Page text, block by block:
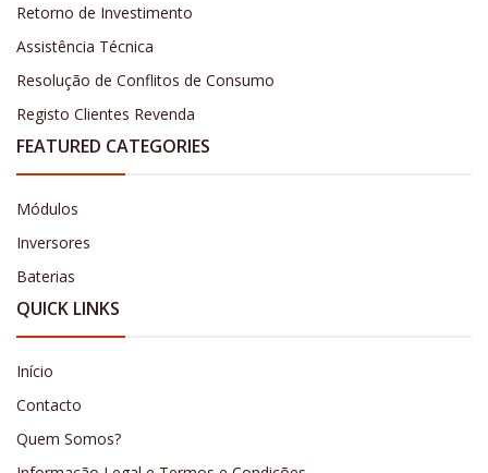
Retorno de Investimento
Assistência Técnica
Resolução de Conflitos de Consumo
Registo Clientes Revenda
FEATURED CATEGORIES
Módulos
Inversores
Baterias
QUICK LINKS
Início
Contacto
Quem Somos?